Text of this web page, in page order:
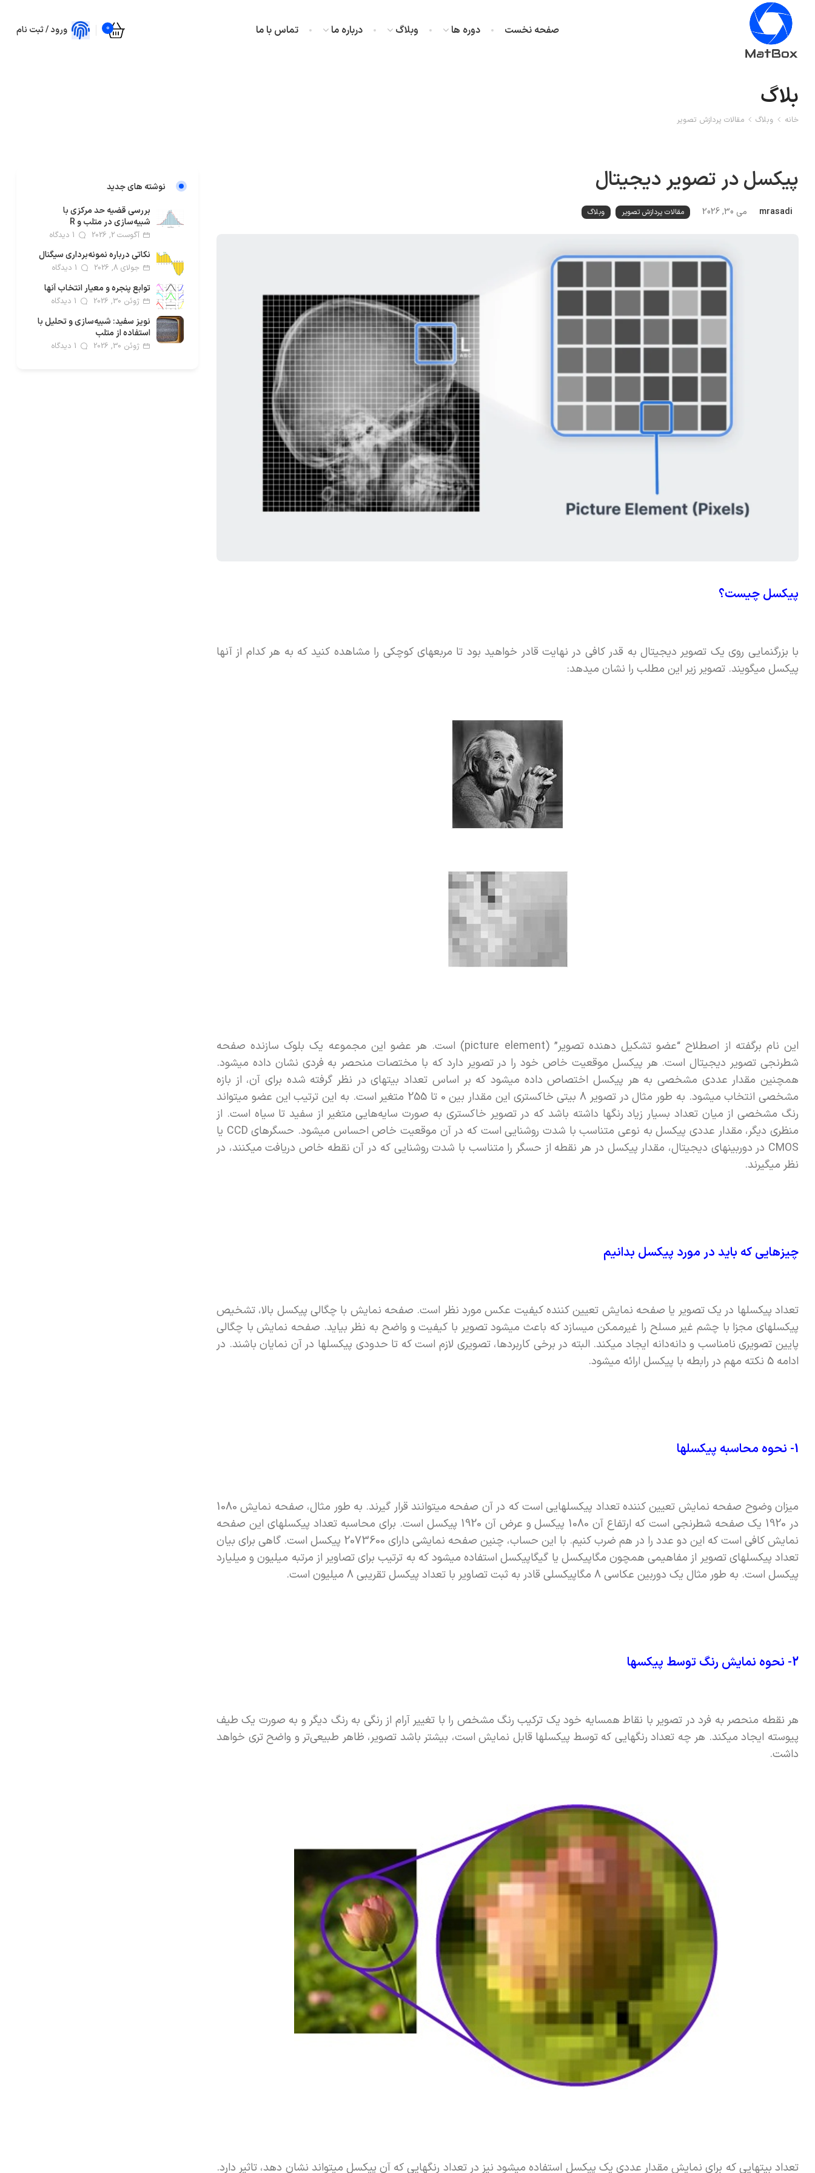
صفحه نخست دوره ها وبلاگ درباره ما تماس با ما 0 ورود / ثبت نام
بلاگ
خانه وبلاگ مقالات پردازش تصویر
پیکسل در تصویر دیجیتال
mrasadi می 30, 2026 مقالات پردازش تصویر وبلاگ
پیکسل چیست؟
با بزرگنمایی روی یک تصویر دیجیتال به قدر کافی در نهایت قادر خواهید بود تا مربعهای کوچکی را مشاهده کنید که به هر کدام از آنها
پیکسل میگویند. تصویر زیر این مطلب را نشان میدهد:
این نام برگفته از اصطلاح “عضو تشکیل دهنده تصویر” (picture element) است. هر عضو این مجموعه یک بلوک سازنده صفحه
شطرنجی تصویر دیجیتال است. هر پیکسل موقعیت خاص خود را در تصویر دارد که با مختصات منحصر به فردی نشان داده میشود.
همچنین مقدار عددی مشخصی به هر پیکسل اختصاص داده میشود که بر اساس تعداد بیتهای در نظر گرفته شده برای آن، از بازه
مشخصی انتخاب میشود. به طور مثال در تصویر 8 بیتی خاکستری این مقدار بین 0 تا 255 متغیر است. به این ترتیب این عضو میتواند
رنگ مشخصی از میان تعداد بسیار زیاد رنگها داشته باشد که در تصویر خاکستری به صورت سایه‌هایی متغیر از سفید تا سیاه است. از
منظری دیگر، مقدار عددی پیکسل به نوعی متناسب با شدت روشنایی است که در آن موقعیت خاص احساس میشود. حسگرهای CCD یا
CMOS در دوربینهای دیجیتال، مقدار پیکسل در هر نقطه از حسگر را متناسب با شدت روشنایی که در آن نقطه خاص دریافت میکنند، در
نظر میگیرند.
چیزهایی که باید در مورد پیکسل بدانیم
تعداد پیکسلها در یک تصویر یا صفحه نمایش تعیین کننده کیفیت عکس مورد نظر است. صفحه نمایش با چگالی پیکسل بالا، تشخیص
پیکسلهای مجزا با چشم غیر مسلح را غیرممکن میسازد که باعث میشود تصویر با کیفیت و واضح به نظر بیاید. صفحه نمایش با چگالی
پایین تصویری نامناسب و دانه‌دانه ایجاد میکند. البته در برخی کاربردها، تصویری لازم است که تا حدودی پیکسلها در آن نمایان باشند. در
ادامه 5 نکته مهم در رابطه با پیکسل ارائه میشود.
1- نحوه محاسبه پیکسلها
میزان وضوح صفحه نمایش تعیین کننده تعداد پیکسلهایی است که در آن صفحه میتوانند قرار گیرند. به طور مثال، صفحه نمایش 1080
در 1920 یک صفحه شطرنجی است که ارتفاع آن 1080 پیکسل و عرض آن 1920 پیکسل است. برای محاسبه تعداد پیکسلهای این صفحه
نمایش کافی است که این دو عدد را در هم ضرب کنیم. با این حساب، چنین صفحه نمایشی دارای 2073600 پیکسل است. گاهی برای بیان
تعداد پیکسلهای تصویر از مفاهیمی همچون مگاپیکسل یا گیگاپیکسل استفاده میشود که به ترتیب برای تصاویر از مرتبه میلیون و میلیارد
پیکسل است. به طور مثال یک دوربین عکاسی 8 مگاپیکسلی قادر به ثبت تصاویر با تعداد پیکسل تقریبی 8 میلیون است.
2- نحوه نمایش رنگ توسط پیکسها
هر نقطه منحصر به فرد در تصویر با نقاط همسایه خود یک ترکیب رنگ مشخص را با تغییر آرام از رنگی به رنگ دیگر و به صورت یک طیف
پیوسته ایجاد میکند. هر چه تعداد رنگهایی که توسط پیکسلها قابل نمایش است، بیشتر باشد تصویر، ظاهر طبیعی‌تر و واضح تری خواهد
داشت.
تعداد بیتهایی که برای نمایش مقدار عددی یک پیکسل استفاده میشود نیز در تعداد رنگهایی که آن پیکسل میتواند نشان دهد، تاثیر دارد.
نوشته های جدید
بررسی قضیه حد مرکزی با
شبیه‌سازی در متلب و R
آگوست 2, 2026 1 دیدگاه
نکاتی درباره نمونه‌برداری سیگنال
جولای 8, 2026 1 دیدگاه
توابع پنجره و معیار انتخاب آنها
ژوئن 30, 2026 1 دیدگاه
نویز سفید: شبیه‌سازی و تحلیل با
استفاده از متلب
ژوئن 30, 2026 1 دیدگاه